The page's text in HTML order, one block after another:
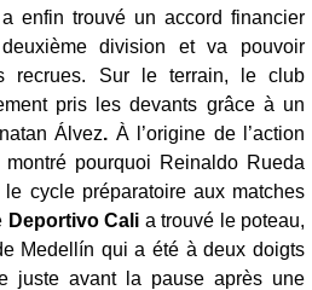
enfin trouvé un accord financier
division et va pouvoir
recrues. Sur le terrain, le club
pris les devants grâce à un
Álvez. À l’origine de l’action
pourquoi Reinaldo Rueda
le cycle préparatoire aux matches
Deportivo Cali a trouvé le poteau,
Medellín qui a été à deux doigts
juste avant la pause après une